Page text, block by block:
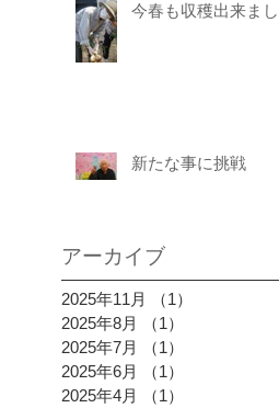
今春も収穫出来ま
新たな事に挑戦
アーカイブ
2025年11月 （1）
2025年8月
（1）
2025年7月
（1）
2025年6月
（1）
2025年4月
（1）